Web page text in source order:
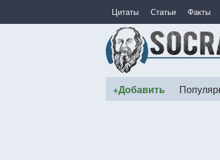
Цитаты Статьи Факты
+Добавить